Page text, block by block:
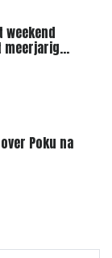
meerjarig
Poku na